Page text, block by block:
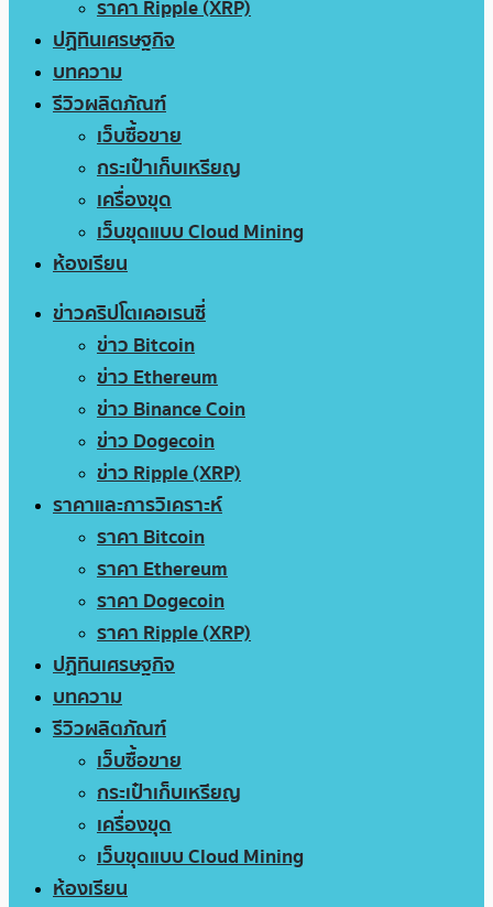
ราคา Ripple (XRP)
ปฏิทินเศรษฐกิจ
บทความ
รีวิวผลิตภัณฑ์
เว็บซื้อขาย
กระเป๋าเก็บเหรียญ
เครื่องขุด
เว็บขุดแบบ Cloud Mining
ห้องเรียน
ข่าวคริปโตเคอเรนซี่
ข่าว Bitcoin
ข่าว Ethereum
ข่าว Binance Coin
ข่าว Dogecoin
ข่าว Ripple (XRP)
ราคาและการวิเคราะห์
ราคา Bitcoin
ราคา Ethereum
ราคา Dogecoin
ราคา Ripple (XRP)
ปฏิทินเศรษฐกิจ
บทความ
รีวิวผลิตภัณฑ์
เว็บซื้อขาย
กระเป๋าเก็บเหรียญ
เครื่องขุด
เว็บขุดแบบ Cloud Mining
ห้องเรียน